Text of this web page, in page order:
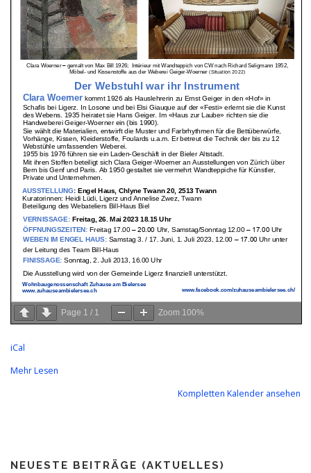
Page 1 / 1 Zoom 100%
iCal
Mehr Lesen
Kompletten Kalender ansehen
NEUESTE BEITRÄGE (AKTUELLES)